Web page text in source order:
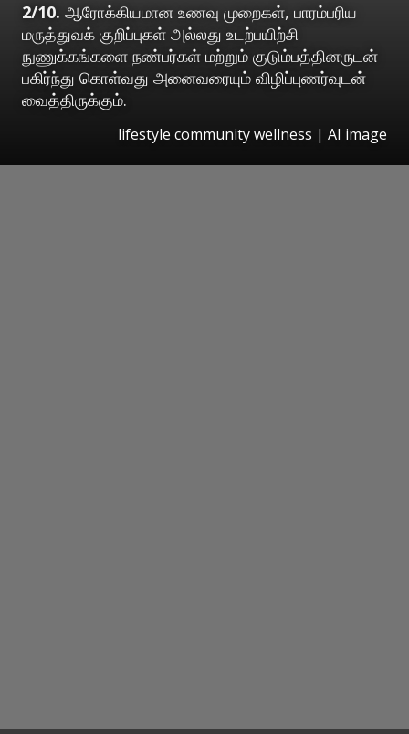
2/10. ஆரோக்கியமான உணவு முறைகள், பாரம்பரிய
மருத்துவக் குறிப்புகள் அல்லது உடற்பயிற்சி
நுணுக்கங்களை நண்பர்கள் மற்றும் குடும்பத்தினருடன்
பகிர்ந்து கொள்வது அனைவரையும் விழிப்புணர்வுடன்
வைத்திருக்கும்.
lifestyle community wellness | AI image